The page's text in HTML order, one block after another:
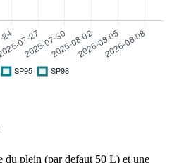
du plein (par defaut 50 L) et une